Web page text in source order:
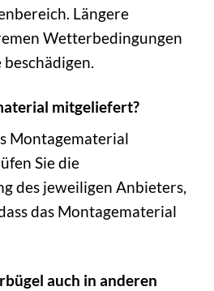
Längere
Wetterbedingungen
mitgeliefert?
Montagematerial
Sie die
des jeweiligen Anbieters,
das Montagematerial
auch in anderen